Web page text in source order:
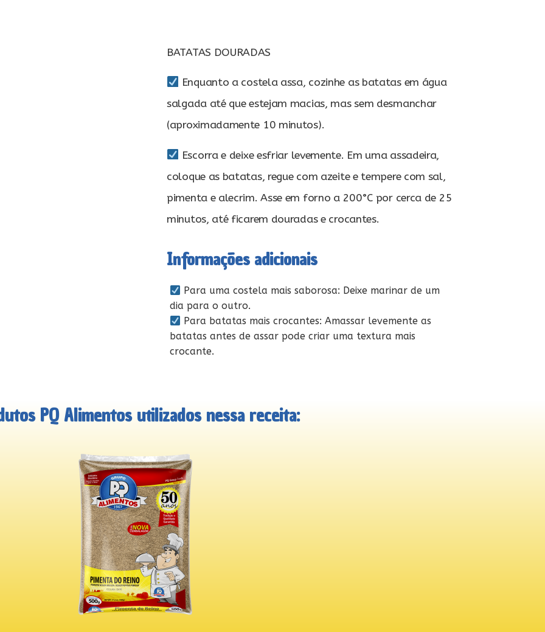
BATATAS DOURADAS
Enquanto a costela assa, cozinhe as batatas em água
salgada até que estejam macias, mas sem desmanchar
(aproximadamente 10 minutos).
Escorra e deixe esfriar levemente. Em uma assadeira,
coloque as batatas, regue com azeite e tempere com sal,
pimenta e alecrim. Asse em forno a 200°C por cerca de 25
minutos, até ficarem douradas e crocantes.
Informações adicionais
Para uma costela mais saborosa: Deixe marinar de um
dia para o outro.
Para batatas mais crocantes: Amassar levemente as
batatas antes de assar pode criar uma textura mais
crocante.
PQ Alimentos utilizados nessa receita: